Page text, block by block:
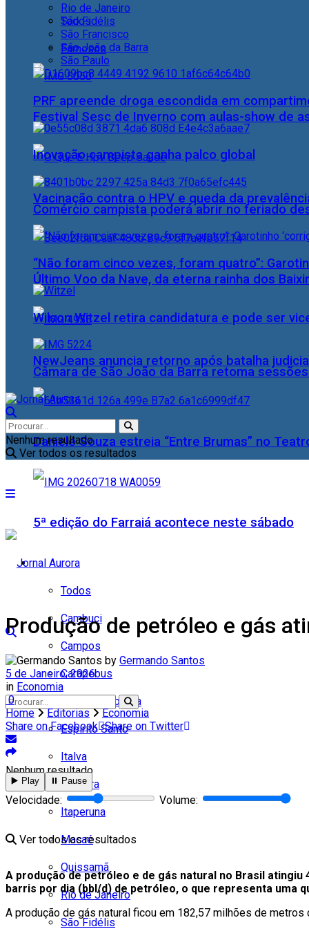
Todos
Famosos
Festival Sesc de Inverno com aulas-show de
Vacinação contra o HPV e queda da
Último Voo da Nave, da eterna rainha dos
NewJeans anuncia retorno após batalha
Daniele Souza estreia “Entre Brumas” no
5ª edição do Farraiá acontece neste sábado
Cidades
Todos
Cambuci
Campos
Carapebus
Cardoso Moreira
Espírito Santo
Italva
Itaocara
Itaperuna
Macaé
Quissamã
Rio de Janeiro
São Fidélis
Rio de Janeiro
São Fidélis
São Francisco
São João da Barra
São Paulo
PRF apreende droga escondida em
Inovação campista ganha palco global
Comércio campista poderá abrir no feriado
“Não foram cinco vezes, foram quatro”:
Wilson Witzel retira candidatura e pode ser
Câmara de São João da Barra retoma
Nenhum resultado
Ver todos os resultados
Nenhum resultado
Ver todos os resultados
Produção de petróleo e gás
by Germando Santos
5 de Janeiro, 2026
in Economia
0
Home
Editorias
Economia
Share on Facebook Share on Twitter
▶️ Play ⏸️ Pause
Velocidade: Volume:
A produção de petróleo e de gás natural no Brasil
barris por dia (bbl/d) de petróleo, o que representa uma
A produção de gás natural ficou em 182,57 milhões de